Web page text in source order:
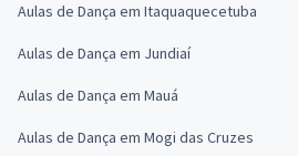
Aulas de Dança em Itaquaquecetuba
Aulas de Dança em Jundiaí
Aulas de Dança em Mauá
Aulas de Dança em Mogi das Cruzes